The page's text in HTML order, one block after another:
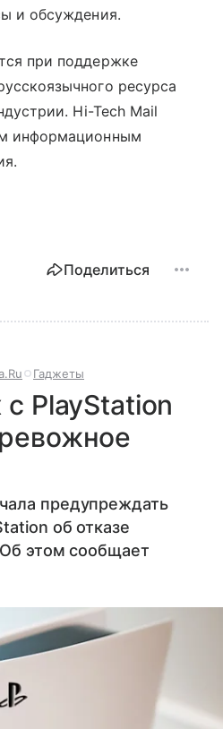
и обсуждения.
при поддержке
ресурса
Hi-Tech Mail
информационным
Поделиться
Гаджеты
PlayStation
предупреждать
об отказе
этом сообщает